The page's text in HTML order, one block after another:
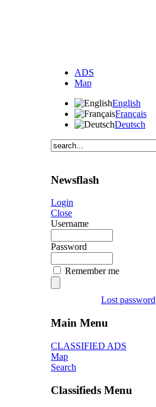
ADS
Map
English
Français
Deutsch
Newsflash
Login
Close
Username
Password
Remember me
Lost password
Main Menu
CLASSIFIED ADS
Map
Search
Classifieds Menu